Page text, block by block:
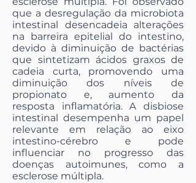
que a desregulação da microbiota
intestinal desencadeia alterações
na barreira epitelial do intestino,
devido à diminuição de bactérias
que sintetizam ácidos graxos de
cadeia curta, promovendo uma
diminuição dos níveis de
propionato e, aumento da
resposta inflamatória. A disbiose
intestinal desempenha um papel
relevante em relação ao eixo
intestino-cérebro e pode
influenciar no progresso das
doenças autoimunes, como a
esclerose múltipla.